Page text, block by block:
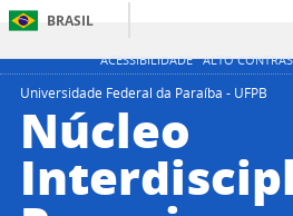
ACESSIBILIDADE ALTO
BRASIL
Universidade Federal da Paraíba - UFPB
Núcleo